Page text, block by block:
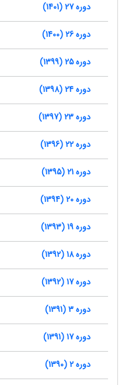
دوره 27 (1401)
دوره 26 (1400)
دوره 25 (1399)
دوره 24 (1398)
دوره 23 (1397)
دوره 22 (1396)
دوره 21 (1395)
دوره 20 (1394)
دوره 19 (1393)
دوره 18 (1392)
دوره 17 (1392)
دوره 3 (1391)
دوره 17 (1391)
دوره 2 (1390)